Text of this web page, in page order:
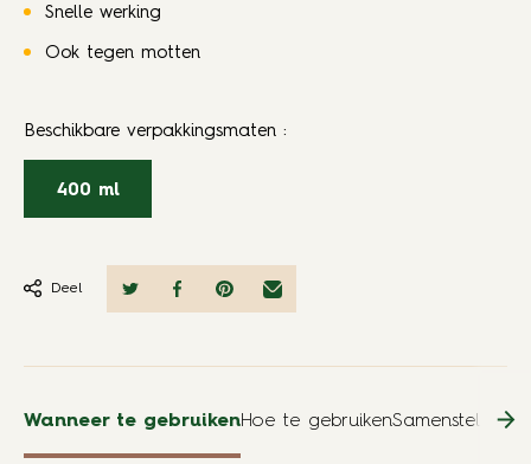
Snelle werking
Ook tegen motten
Beschikbare verpakkingsmaten :
400 ml
Deel
Wanneer te gebruikenHoe te gebruikenSamenstelling